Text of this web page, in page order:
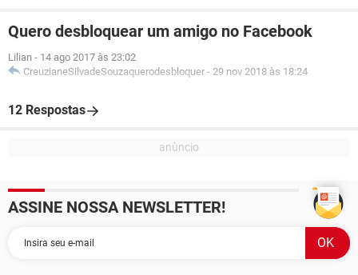
Quero desbloquear um amigo no Facebook
Lilian - 14 ago 2017 às 23:02
CreuzianeSilvadeSouzaquerodesbloquer - 29 nov 2018 às 18:24
12 Respostas
ASSINE NOSSA NEWSLETTER!